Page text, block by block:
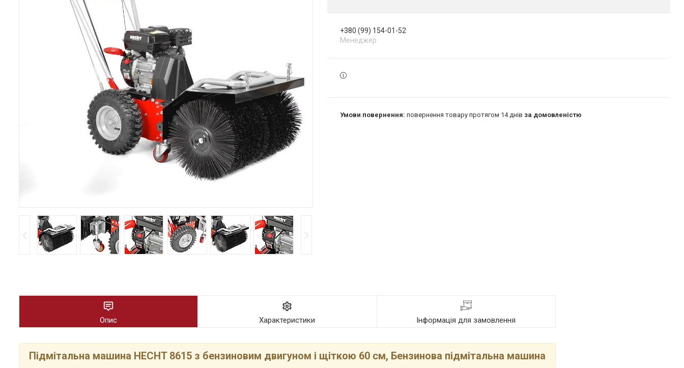
+380 (99) 154-01-52
Менеджер
повернення товару протягом 14 днів за домовленістю
Опис Характеристики Інформація для замовлення
Підмітальна машина HECHT 8615 з бензиновим двигуном і щіткою 60 см, Бензинова підмітальна машина